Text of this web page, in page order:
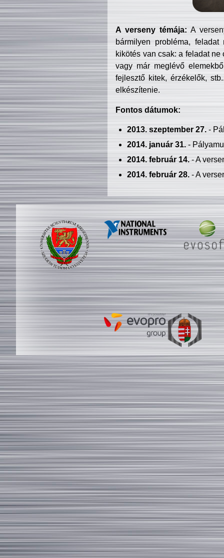
A verseny témája: A
bármilyen probléma, feladat
kikötés van csak: a feladat
vagy már meglévő
fejlesztő kitek, érzékelők,
elkészítenie.
Fontos dátumok:
2013. szeptember 27.-
2014. január 31.-
2014. február 14.- A
2014. február 28.- A